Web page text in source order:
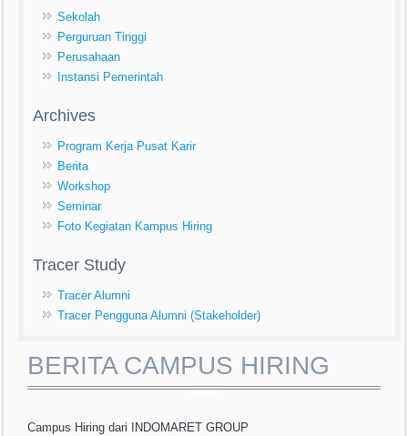
Sekolah
Perguruan Tinggi
Perusahaan
Instansi Pemerintah
Archives
Program Kerja Pusat Karir
Berita
Workshop
Seminar
Foto Kegiatan Kampus Hiring
Tracer Study
Tracer Alumni
Tracer Pengguna Alumni (Stakeholder)
BERITA CAMPUS HIRING
Campus Hiring dari INDOMARET GROUP